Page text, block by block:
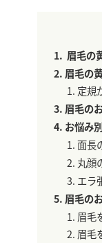
眉毛の
眉毛の
定規
眉毛の
お悩み
面長
丸顔
エラ
眉毛の
眉毛
眉毛